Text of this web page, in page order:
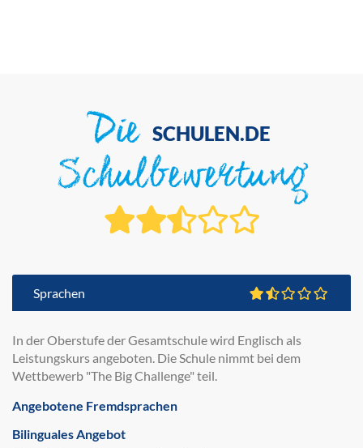
Die SCHULEN.DE
Schulbewertung
Sprachen
In der Oberstufe der Gesamtschule wird Englisch als
Leistungskurs angeboten. Die Schule nimmt bei dem
Wettbewerb "The Big Challenge" teil.
Angebotene Fremdsprachen
Bilinguales Angebot